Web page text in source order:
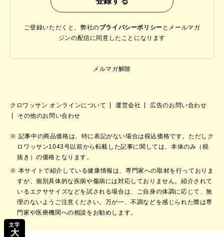
文字
大
ご登録いただくと、弊社のプライバシーポリシー と メールマガ
ジンの配信に同意したことになります
メルマガ解除
クロワッサン オンラインについて 運営会社
広告のお問い合わせ
その他のお問い合わせ
記事中の商品価格は、特に表記がない場合は税込価格です。ただしク
ロワッサン1043号以前から転載した記事に関しては、本体のみ（税
抜き）の価格となります。
本サイトで紹介している健康情報は、専門家への取材を行っておりま
すが、個別具体的な疾病や傷病には対応しておりません。紹介されて
いるエクササイズなどを試される場合は、ご自身の体調に応じて、無
理のないようご注意ください。万が一、不調などを感じられた際は専
門家や医療機関への相談をお勧めします。